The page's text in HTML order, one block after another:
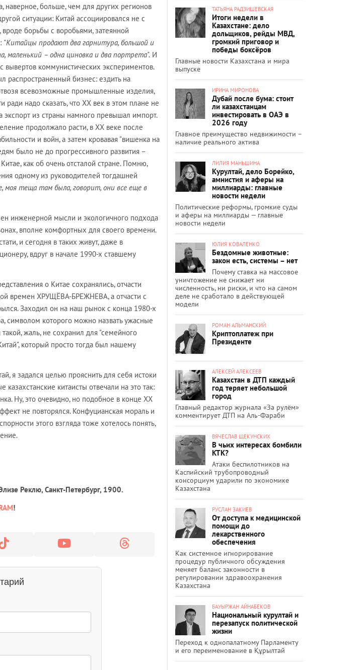
наверное, больше, чем для других регионов
ситуации: Китай ассоциировался не с
борьбы с воробьями, затеянной
"Китайцы продают два гарнитура, большой и
маленький – одна циновка и два портрета". И
вывертов коммунистических экспериментов.
распространенный бизнес: ездить на
всевозможные промышленные изделия,
ради надо сказать, что ХХ век в этом плане не
экспорт из страны намного превышал импорт.
продолжало расти, в ХХ веке после
и войн, а затем кровавая "вишенка на
было не до прогрессивного развития –
как об очень отсталой стране. Помню,
одному из руководителей тогдашней
моя теща там была, говорит, они все еще в
инженерной мысли и экологичного подхода
вполне комфортных для своего времени.
и сегодня в таких живут, даже в
вдруг в начале 1990-х ставшему
о Китае сохранялись, отчасти
времен ХРУЩЁВА-БРЕЖНЕВА, а отчасти с
Заходил он на наш рынок с конца 1980-х
символом которого можно назвать ужасные
жаль, не сохранил для "семейного
который просто тогда был нашему
я задался целью прояснить для себя истоки
китаисты отвечали на это так:
Ну, это очевидно, но подобное в конце ХХ
не повторялся. Конфуцианская мораль и
этого взгляда тоже хотелось понять,
Реклю, Санкт-Петербург, 1900.
!
ТАТЬЯНА РАДЗИШЕВСКАЯ
Итоги недели в
Казахстане: дело
дольщиков, рейды МВД,
громкий приговор и
победы боксёров
Главные новости Казахстана и мира
выпуске
ИРИНА МИРОНОВА
Дубай после бума: стоит
ли казахстанцам
инвестировать в ОАЭ в
2026 году
Главное преимущество недвижимости –
наличие реального актива
ЛИЛИЯ МАНЬШИНА
Курултай, дело Борейко,
амнистия и аферы на
миллиарды: главные
новости недели
Политические реформы, громкие суды
и аферы на миллиарды — главные
новости недели
ЮЛИЯ КОВАЛЕНКО
Бездомные животные:
закон есть, системы – нет
Почему ставка на массовое
уничтожение не снижает ни
численность, ни риски, и что на самом
деле не сработало в действующей
модели
РОМАН АЛЬМАНСКИЙ
Криптоплатеж при
Президенте
АЛЕКСЕЙ АЛЕКСЕЕВ
Казахстан в ДТП каждый
год теряет небольшой
город
Главный редактор журнала «За рулём»
комментирует ДТП на Аль-Фараби
ВЯЧЕСЛАВ ЩЕКУНСКИХ
В чьих интересах бомбили
КТК?
Атаки беспилотников на
Каспийский трубопроводный
консорциум ударили по экономике
Казахстана
РУСЛАН ЗАКИЕВ
От доступа к медицинской
помощи до
лекарственного
обеспечения
Как системное игнорирование
процедур публичного обсуждения
меняет баланс законности в
регулировании здравоохранения
Казахстана
БАУЫРЖАН АЙНАБЕКОВ
Национальный курултай и
перезапуск политической
жизни
Переход к однопалатному Парламенту
и его переименование в Құрылтай